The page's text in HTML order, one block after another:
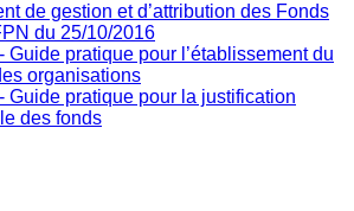
de gestion et d’attribution des Fonds
du 25/10/2016
Guide pratique pour l’établissement du
organisations
Guide pratique pour la justification
des fonds